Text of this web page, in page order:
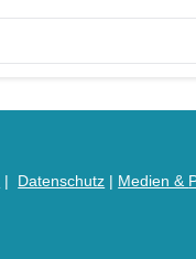
| Datenschutz | Medien &